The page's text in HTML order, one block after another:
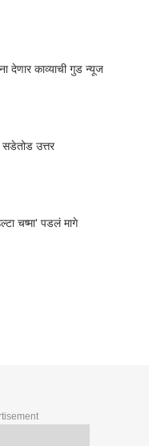
देणार काव्याची गुड न्यूज
उत्तर
चष्मा' पडलं मागे